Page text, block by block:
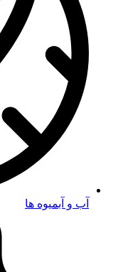
آب و آبمیوه ها